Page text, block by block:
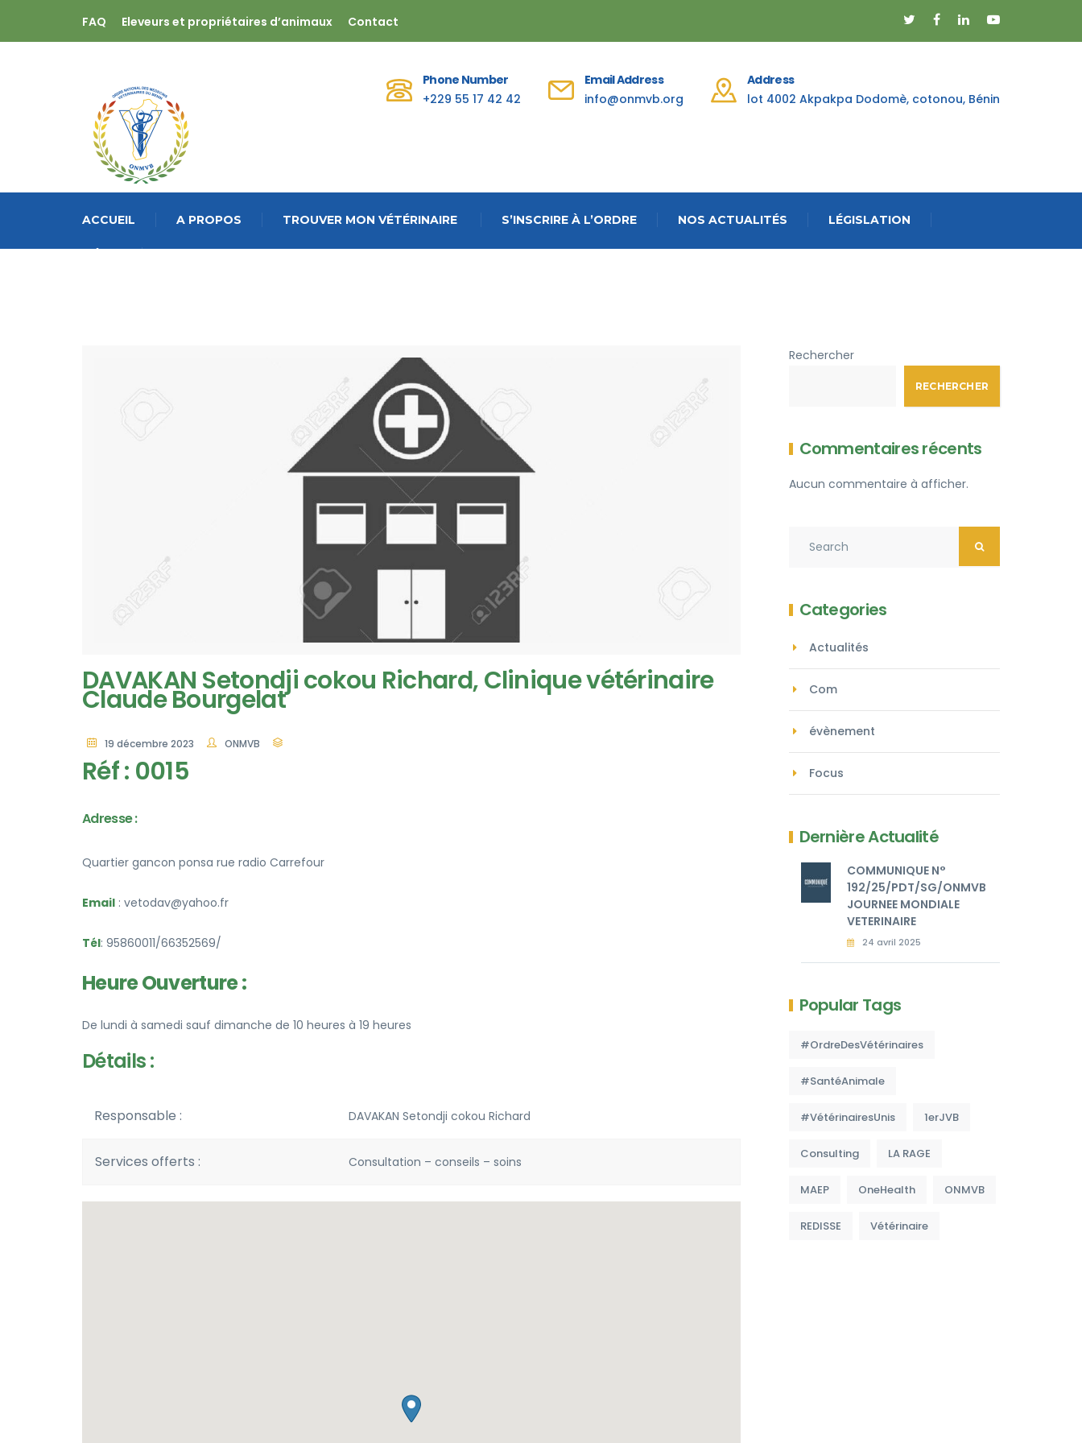
FAQ Eleveurs et propriétaires d’animaux Contact
Phone Number
+229 55 17 42 42
Email Address
info@onmvb.org
Address
lot 4002 Akpakpa Dodomè, cotonou, Bénin
ACCUEIL A PROPOS TROUVER MON VÉTÉRINAIRE S’INSCRIRE À L’ORDRE NOS ACTUALITÉS LÉGISLATION
DAVAKAN Setondji cokou Richard, Clinique vétérinaire
Claude Bourgelat
19 décembre 2023 ONMVB
Réf : 0015
Adresse :
Quartier gancon ponsa rue radio Carrefour
Email : vetodav@yahoo.fr
Tél: 95860011/66352569/
Heure Ouverture :
De lundi à samedi sauf dimanche de 10 heures à 19 heures
Détails :
Responsable : DAVAKAN Setondji cokou Richard
Services offerts : Consultation – conseils – soins
Rechercher
RECHERCHER
Commentaires récents
Aucun commentaire à afficher.
Categories
Actualités
Com
évènement
Focus
Dernière Actualité
COMMUNIQUE N°
192/25/PDT/SG/ONMVB
JOURNEE MONDIALE
VETERINAIRE
24 avril 2025
Popular Tags
#OrdreDesVétérinaires
#SantéAnimale
#VétérinairesUnis 1erJVB
Consulting LA RAGE
MAEP OneHealth ONMVB
REDISSE Vétérinaire